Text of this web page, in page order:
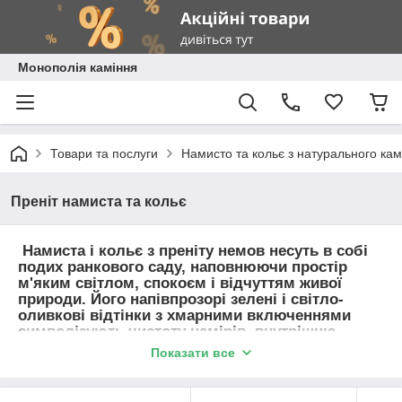
Монополія каміння
Товари та послуги Намисто та кольє з натурального
Преніт намиста та кольє
Намиста і кольє з преніту немов несуть в собі
подих ранкового саду, наповнюючи простір
м'яким світлом, спокоєм і відчуттям живої
природи. Його напівпрозорі зелені і світло-
оливкові відтінки з хмарними включеннями
символізують чистоту намірів, внутрішню
ясність і гармонію з собою. В езотеричному
Показати все